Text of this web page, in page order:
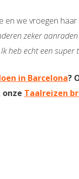
en we vroegen
zeker
heb echt een
in Barcelona?
onze Taalreizen